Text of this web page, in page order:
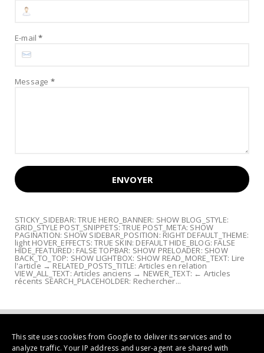
E-mail*
Message *
STICKY_SIDEBAR: TRUE HERO_BANNER: SHOW BLOG_STYLE:
GRID_STYLE POST_SNIPPETS: TRUE POST_META: SHOW
PAGINATION: SHOW SIDEBAR_POSITION: RIGHT DEFAULT_THEME:
light HOVER_EFFECTS: TRUE SKIN: DEFAULT HIDE_BLOG: FALSE
HIDE_FEATURED: FALSE TOPBAR: SHOW PRELOADER: SHOW
BACK_TO_TOP: SHOW LIGHTBOX: SHOW READ_MORE_TEXT: Lire
l'article → RELATED_POSTS_TITLE: Articles en relation
VIEW_ALL_TEXT: Articles anciens → NEWER_TEXT: ← Articles
récents SEARCH_PLACEHOLDER: Rechercher...
This site uses cookies from Google to deliver its services and to
analyze traffic. Your IP address and user-agent are shared with